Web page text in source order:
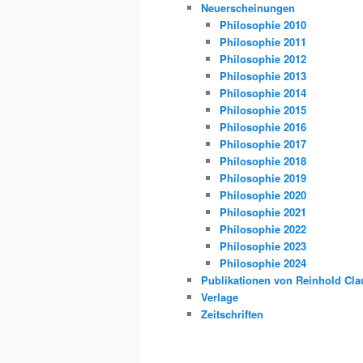
Neuerscheinungen
Philosophie 2010
Philosophie 2011
Philosophie 2012
Philosophie 2013
Philosophie 2014
Philosophie 2015
Philosophie 2016
Philosophie 2017
Philosophie 2018
Philosophie 2019
Philosophie 2020
Philosophie 2021
Philosophie 2022
Philosophie 2023
Philosophie 2024
Publikationen von Reinhold
Verlage
Zeitschriften